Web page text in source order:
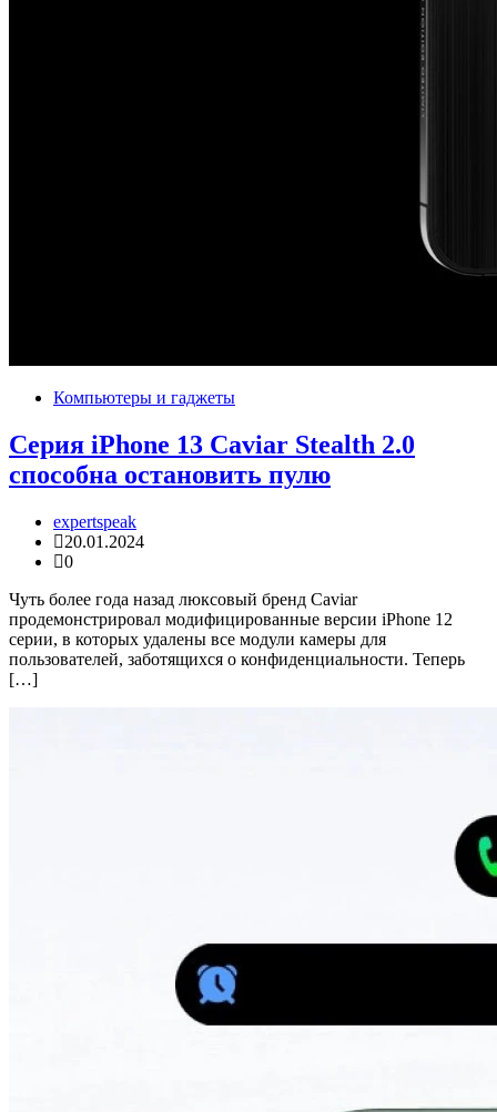
Компьютеры и гаджеты
Серия iPhone 13 Caviar Stealth 2.0
способна остановить пулю
expertspeak
20.01.2024
0
Чуть более года назад люксовый бренд Caviar
продемонстрировал модифицированные версии iPhone 12
серии, в которых удалены все модули камеры для
пользователей, заботящихся о конфиденциальности. Теперь
[…]